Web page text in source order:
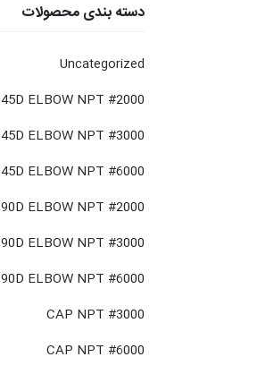
دسته بندی محصولات
Uncategorized
45D ELBOW NPT #2000
45D ELBOW NPT #3000
45D ELBOW NPT #6000
90D ELBOW NPT #2000
90D ELBOW NPT #3000
90D ELBOW NPT #6000
CAP NPT #3000
CAP NPT #6000